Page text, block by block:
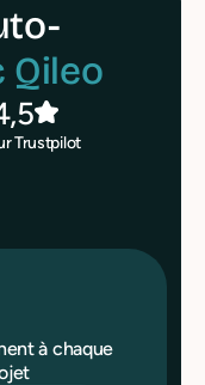
Qileo
Trustpilot
à chaque